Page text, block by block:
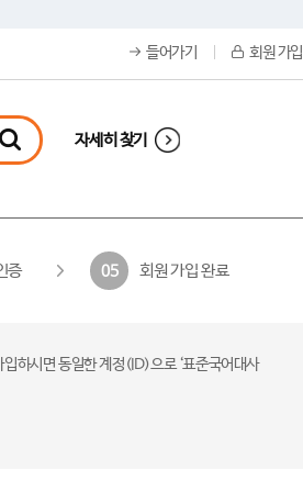
들어가기 회원 가입
자세히 찾기
증 05 회원 가입 완료
하시면 동일한 계정(ID)으로 ‘표준국어대사